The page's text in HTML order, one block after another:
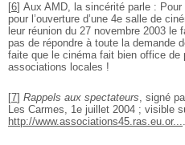
[6] Aux AMD, la sincérité parle :
pour l’ouverture d’une 4e salle de
leur réunion du 27 novembre 2003 le
pas de répondre à toute la demande
faite que le cinéma fait bien office de
associations locales !
[7] Rappels aux spectateurs, signé
Les Carmes, 1e juillet 2004 ; visible
http://www.associations45.ras.eu.or....